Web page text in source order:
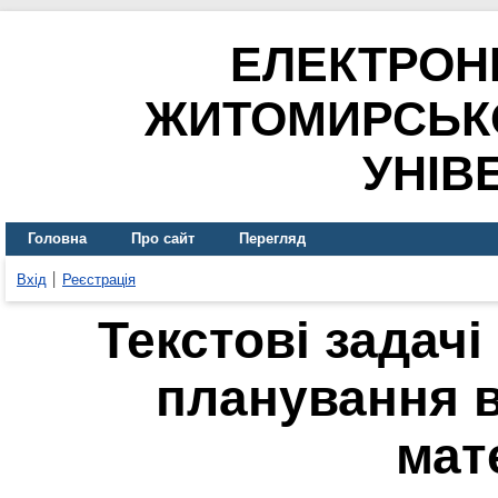
Головна Про сайт Перегляд
Вхід Реєстрація
Текстові
планування